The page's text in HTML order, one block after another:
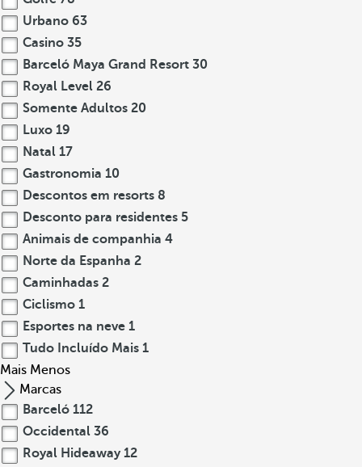
Urbano 63
Casino 35
Barceló Maya Grand Resort 30
Royal Level 26
Somente Adultos 20
Luxo 19
Natal 17
Gastronomia 10
Descontos em resorts 8
Desconto para residentes 5
Animais de companhia 4
Norte da Espanha 2
Caminhadas 2
Ciclismo 1
Esportes na neve 1
Tudo Incluído Mais 1
Mais Menos
Marcas
Barceló 112
Occidental 36
Royal Hideaway 12